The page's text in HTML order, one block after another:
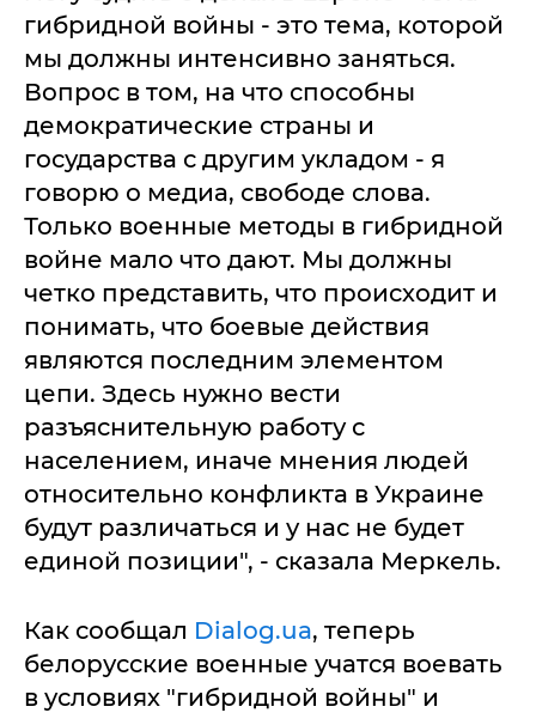
гибридной войны - это тема, которой
мы должны интенсивно заняться.
Вопрос в том, на что способны
демократические страны и
государства с другим укладом - я
говорю о медиа, свободе слова.
Только военные методы в гибридной
войне мало что дают. Мы должны
четко представить, что происходит и
понимать, что боевые действия
являются последним элементом
цепи. Здесь нужно вести
разъяснительную работу с
населением, иначе мнения людей
относительно конфликта в Украине
будут различаться и у нас не будет
единой позиции", - сказала Меркель.
Как сообщал Dialog.ua, теперь
белорусские военные учатся воевать
в условиях "гибридной войны" и